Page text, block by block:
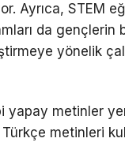
Ayrıca, STEM
da gençlerin
yönelik
yapay metinler
metinleri